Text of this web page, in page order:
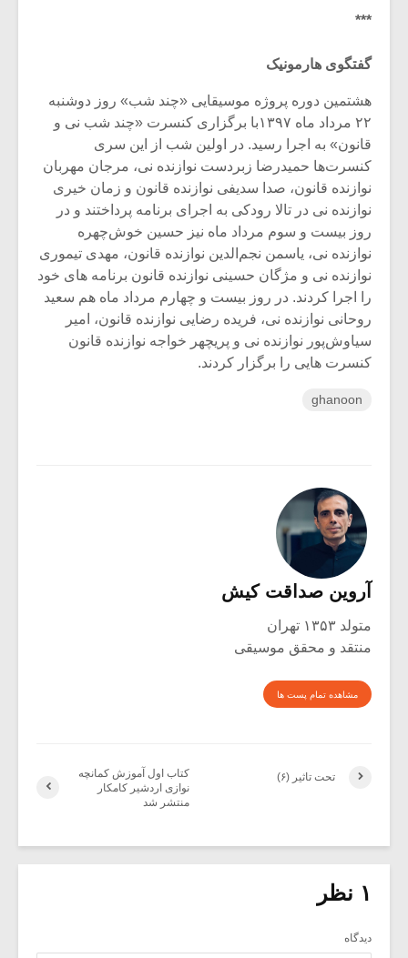
***
گفتگوی هارمونیک
هشتمین دوره پروژه موسیقایی «چند شب» روز دوشنبه
۲۲ مرداد ماه ۱۳۹۷با برگزاری کنسرت «چند شب نی و
قانون» به اجرا رسید. در اولین شب از این سری
کنسرت‌ها حمیدرضا زبردست نوازنده نی، مرجان مهربان
نوازنده قانون، صدا سدیفی نوازنده قانون و زمان خیری
نوازنده نی در تالا رودکی به اجرای برنامه پرداختند و در
روز بیست و سوم مرداد ماه نیز حسین خوش‌چهره
نوازنده نی، یاسمن نجم‌الدین نوازنده قانون، مهدی تیموری
نوازنده نی و مژگان حسینی نوازنده قانون برنامه های خود
را اجرا کردند. در روز بیست و چهارم مرداد ماه هم سعید
روحانی نوازنده نی، فریده رضایی نوازنده قانون، امیر
سیاوش‌پور نوازنده نی و پریچهر خواجه نوازنده قانون
کنسرت هایی را برگزار کردند.
ghanoon
آروین صداقت کیش
متولد ۱۳۵۳ تهران
منتقد و محقق موسیقی
مشاهده تمام پست ها
کتاب اول آموزش کمانچه
نوازی اردشیر کامکار
منتشر شد
تحت تاثیر (۶)
۱ نظر
دیدگاه